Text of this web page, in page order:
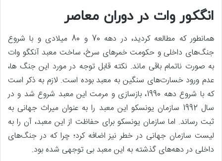
انگکور وات در دوران معاصر
همانطور که مطالعه کردید، در دهه 70 و 80 میلادی و با شروع
جنگ‌های داخلی و حکومت خمرهای سرخ، ساخت معبد آنکگو وات
به صورت ناتمام باقی ماند. نکته قابل توجه در مورد این جنگ ها،
عدم ورود خسارت‌های سنگین به معبد بوده است. لازم به ذکر است
که با شروع دهه 1990، بازسازی و مرمت این معبد شروع شد و در
سال 1992 سازمان یونسکو این معبد را به عنوان میراث جهانی به
ثبت رساند. اما سازمان یونسکو برای حفاظت از این معبد، آن را به
لیست سازمان جهانی در خطر نیز اضافه کرد؛ چرا که در جنگ‌های
داخلی در دهه‌های گذشته به این معبد بی توجهی شده بود.